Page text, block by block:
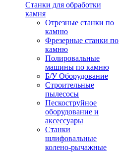
Станки для обработки
камня
Отрезные станки по
камню
Фрезерные станки по
камню
Полировальные
машины по камню
Б/У Оборудование
Строительные
пылесосы
Пескоструйное
оборудование и
аксессуары
Станки
шлифовальные
колено-рычажные